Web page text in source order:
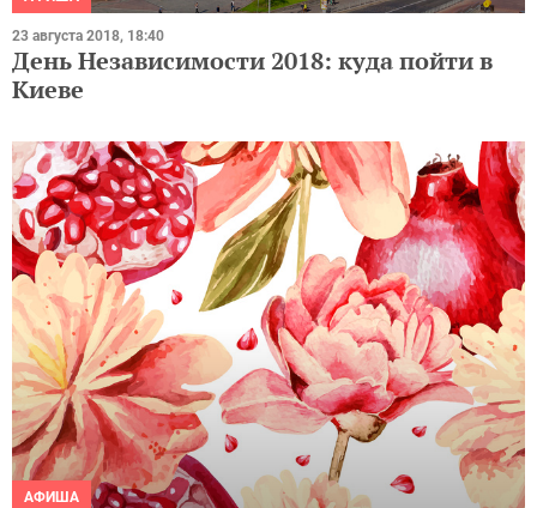
23 августа 2018, 18:40
День Независимости 2018: куда пойти в
Киеве
АФИША